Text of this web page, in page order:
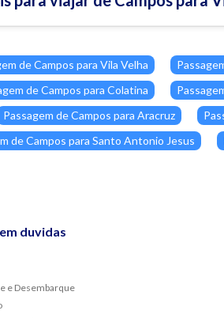
de Campos para Vila Velha
de Campos para Colatina
Passagem de Campos para Aracruz
de Campos para Santo Antonio Jesus
duvidas
e Desembarque